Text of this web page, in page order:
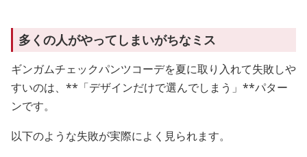
多くの人がやってしまいがちなミス
ギンガムチェックパンツコーデを夏に取り入れて失敗しや
すいのは、**「デザインだけで選んでしまう」**パター
ンです。
以下のような失敗が実際によく見られます。